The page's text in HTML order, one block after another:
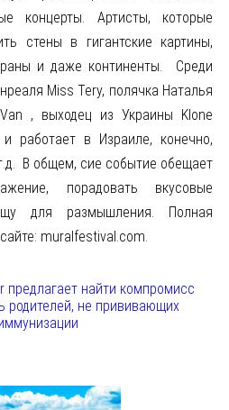
концерты. Артисты, которые
стены в гигантские картины,
и даже континенты. Среди
Miss Tery, полячка Наталья
, выходец из Украины Klone
работает в Израиле, конечно,
В общем, сие событие обещает
порадовать вкусовые
для размышления. Полная
muralfestival.com.
предлагает найти компромисс
родителей, не прививающих